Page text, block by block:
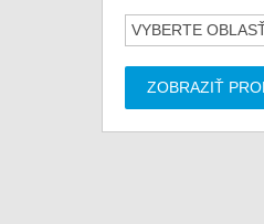
VYBERTE
ZOBRAZIŤ